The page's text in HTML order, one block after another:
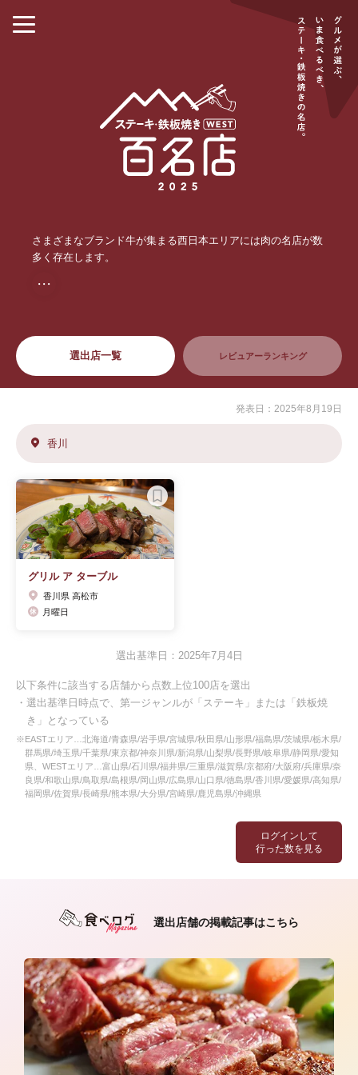
さまざまなブランド牛が集まる西日本エリアには肉の名店が数
多く存在します。
・・・
選出店一覧 レビュアーランキング
ログインして
行った数を見る
発表日：2025年8月19日
香川
グリル ア ターブル
香川県 高松市
月曜日
選出基準日：2025年7月4日
以下条件に該当する店舗から点数上位100店を選出
・選出基準日時点で、第一ジャンルが「ステーキ」または「鉄板焼
き」となっている
※EASTエリア…北海道/青森県/岩手県/宮城県/秋田県/山形県/福島県/茨城県/栃木県/
群馬県/埼玉県/千葉県/東京都/神奈川県/新潟県/山梨県/長野県/岐阜県/静岡県/愛知
県、WESTエリア…富山県/石川県/福井県/三重県/滋賀県/京都府/大阪府/兵庫県/奈
良県/和歌山県/鳥取県/島根県/岡山県/広島県/山口県/徳島県/香川県/愛媛県/高知県/
福岡県/佐賀県/長崎県/熊本県/大分県/宮崎県/鹿児島県/沖縄県
選出店舗の掲載記事はこちら